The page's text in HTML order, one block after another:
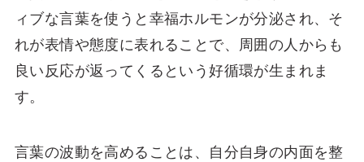
ィブな言葉を使うと幸福ホルモンが分泌され、そ
れが表情や態度に表れることで、周囲の人からも
良い反応が返ってくるという好循環が生まれま
す。
言葉の波動を高めることは、自分自身の内面を整